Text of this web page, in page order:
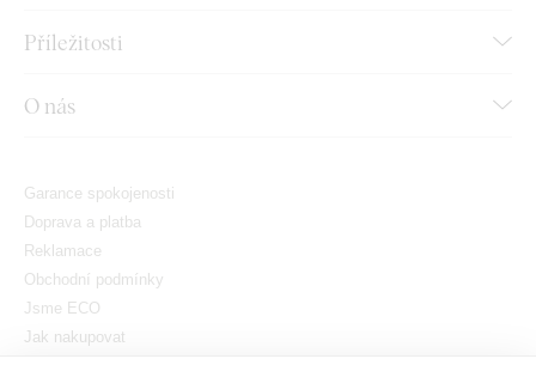
Příležitosti
O nás
Garance spokojenosti
Doprava a platba
Reklamace
Obchodní podmínky
Jsme ECO
Jak nakupovat